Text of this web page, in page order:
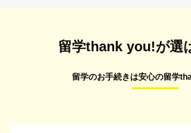
留学thank you!が選
留学のお手続きは安心の留学